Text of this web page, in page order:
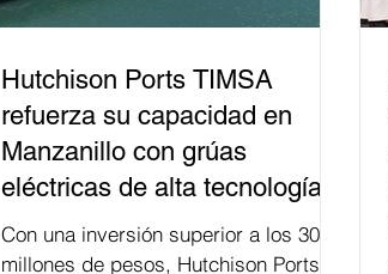
Hutchison Ports TIMSA
refuerza su capacidad en
Manzanillo con grúas
eléctricas de alta tecnología
Con una inversión superior a los 300
millones de pesos, Hutchison Ports